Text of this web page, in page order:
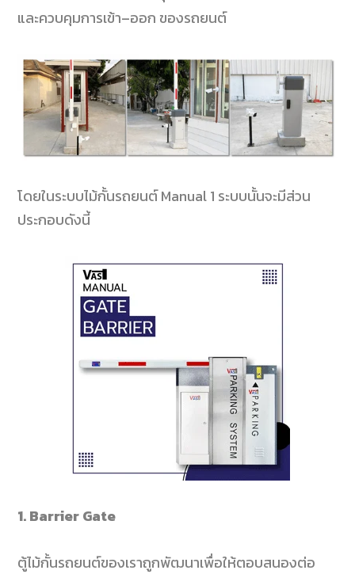
และควบคุมการเข้า–ออก ของรถยนต์
โดยในระบบไม้กั้นรถยนต์ Manual 1 ระบบนั้นจะมีส่วน
ประกอบดังนี้
1. Barrier Gate
ตู้ไม้กั้นรถยนต์ของเราถูกพัฒนาเพื่อให้ตอบสนองต่อ